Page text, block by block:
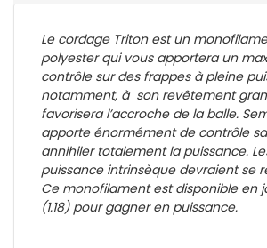
Le cordage Triton est un
polyester qui vous apportera un
contrôle sur des frappes à pleine
notamment, à son revêtement
favorisera l’accroche de la balle.
apporte énormément de contrôle
annihiler totalement la puissance.
puissance intrinsèque devraient se
Ce monofilament est disponible en
(1.18) pour gagner en puissance.